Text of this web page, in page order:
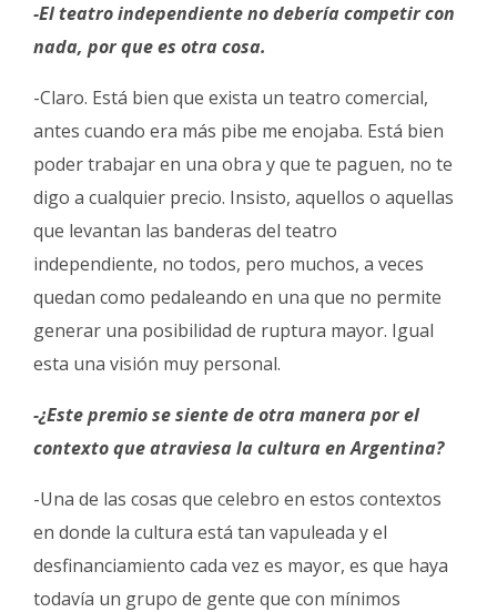
-El teatro independiente no debería competir con
nada, por que es otra cosa.
-Claro. Está bien que exista un teatro comercial,
antes cuando era más pibe me enojaba. Está bien
poder trabajar en una obra y que te paguen, no te
digo a cualquier precio. Insisto, aquellos o aquellas
que levantan las banderas del teatro
independiente, no todos, pero muchos, a veces
quedan como pedaleando en una que no permite
generar una posibilidad de ruptura mayor. Igual
esta una visión muy personal.
-¿Este premio se siente de otra manera por el
contexto que atraviesa la cultura en Argentina?
-Una de las cosas que celebro en estos contextos
en donde la cultura está tan vapuleada y el
desfinanciamiento cada vez es mayor, es que haya
todavía un grupo de gente que con mínimos